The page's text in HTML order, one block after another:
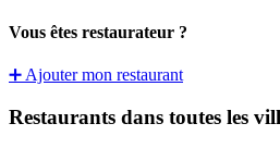
Vous êtes restaurateur ?
➕ Ajouter mon restaurant
Restaurants dans toutes les